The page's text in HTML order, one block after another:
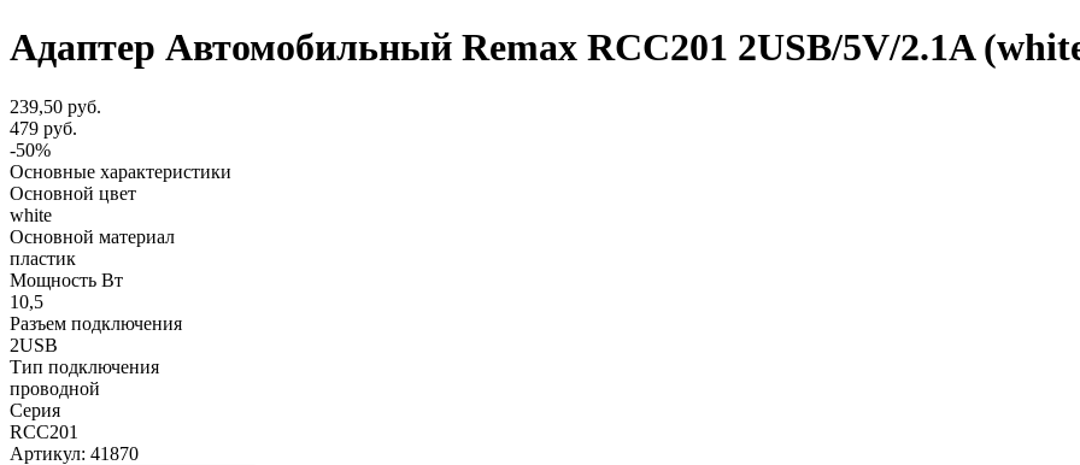
Адаптер Автомобильный Remax RCC201 2USB/5V/2.1A
239,50 руб.
479 руб.
-50%
Основные характеристики
Основной цвет
white
Основной материал
пластик
Мощность Вт
10,5
Разъем подключения
2USB
Тип подключения
проводной
Серия
RCC201
Артикул: 41870